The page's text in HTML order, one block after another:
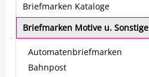
Briefmarken Kataloge
Briefmarken Motive u. Sonstige
Automatenbriefmarken
Bahnpost